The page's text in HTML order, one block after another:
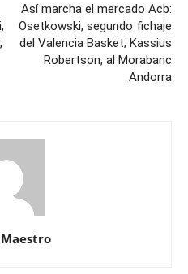
Así marcha el mercado Acb:
Osetkowski, segundo fichaje
del Valencia Basket; Kassius
Robertson, al Morabanc
Andorra